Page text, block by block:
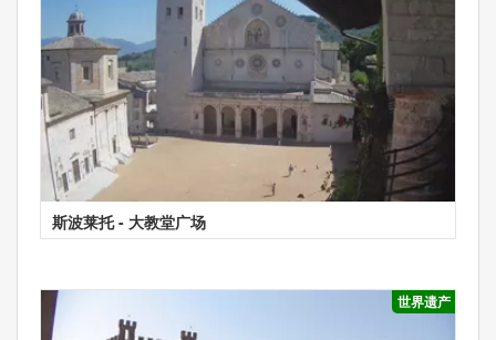
斯波莱托 - 大教堂广场
世界遗产